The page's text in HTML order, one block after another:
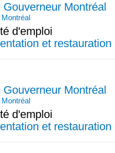
Gouverneur Montréal
Montréal
d'emploi
et restauration
Gouverneur Montréal
Montréal
d'emploi
et restauration